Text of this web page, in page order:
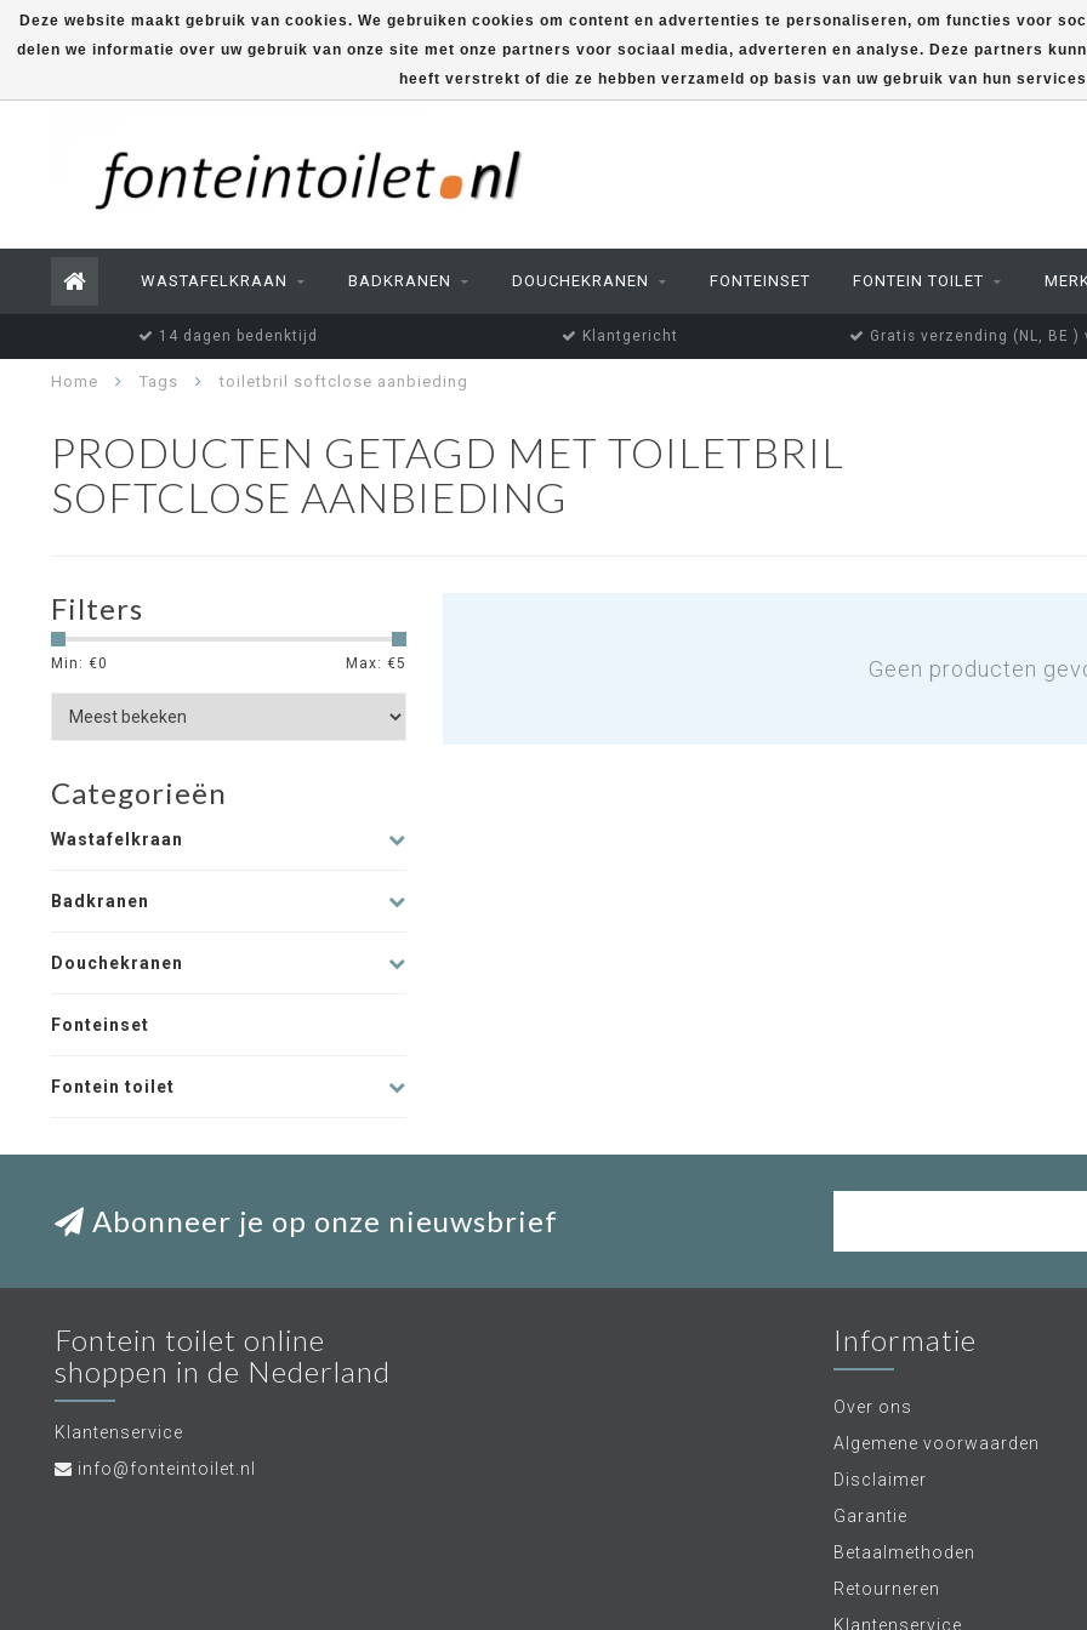
WASTAFELKRAAN BADKRANEN DOUCHEKRANEN FONTEINSET FONTEIN TOILET
14 dagen bedenktijd Klantgericht Gratis verzending (NL, BE )
Home Tags toiletbril softclose aanbieding
PRODUCTEN GETAGD MET TOILETBRIL
SOFTCLOSE AANBIEDING
Filters
Min: €0 Max: €5
Categorieën
Wastafelkraan
Badkranen
Douchekranen
Fonteinset
Fontein toilet
Geen producten
Deze website maakt gebruik van cookies. We gebruiken cookies om content en advertenties te personaliseren, om functies voor
delen we informatie over uw gebruik van onze site met onze partners voor sociaal media, adverteren en analyse. Deze partners
heeft verstrekt of die ze hebben verzameld op basis van uw gebruik van hun
Abonneer je op onze nieuwsbrief
Fontein toilet online
shoppen in de Nederland
Klantenservice
info@fonteintoilet.nl
Informatie
Over ons
Algemene voorwaarden
Disclaimer
Garantie
Betaalmethoden
Retourneren
Klantenservice